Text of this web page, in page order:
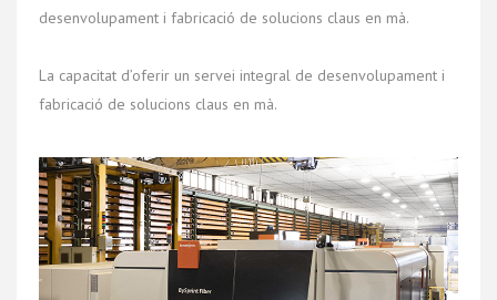
desenvolupament i fabricació de solucions claus en mà.
La capacitat d’oferir un servei integral de desenvolupament i
fabricació de solucions claus en mà.